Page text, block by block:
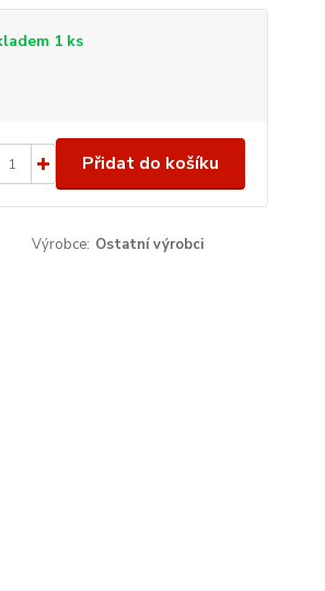
1 ks
Přidat do košíku
Výrobce: Ostatní výrobci